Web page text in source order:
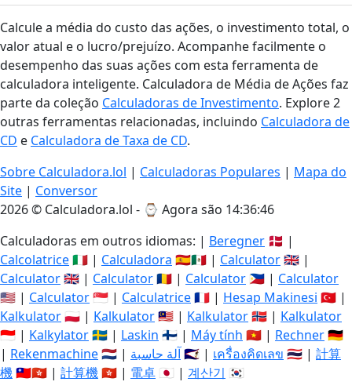
Calcule a média do custo das ações, o investimento total, o
valor atual e o lucro/prejuízo. Acompanhe facilmente o
desempenho das suas ações com esta ferramenta de
calculadora inteligente. Calculadora de Média de Ações faz
parte da coleção Calculadoras de Investimento. Explore 2
outras ferramentas relacionadas, incluindo Calculadora de
CD e Calculadora de Taxa de CD.
Sobre Calculadora.lol | Calculadoras Populares | Mapa do
Site | Conversor
2026 © Calculadora.lol - ⌚ Agora são 14:36:46
Calculadoras em outros idiomas: | Beregner 🇩🇰 |
Calcolatrice🇮🇹 | Calculadora 🇪🇸🇲🇽 | Calculator🇬🇧 |
Calculator🇬🇧 | Calculator🇷🇴 | Calculator 🇵🇭 | Calculator
🇺🇸 | Calculator🇸🇬 | Calculatrice🇫🇷 | Hesap Makinesi 🇹🇷 |
Kalkulator🇵🇱 | Kalkulator🇲🇾 | Kalkulator🇳🇴 | Kalkulator
🇮🇩 | Kalkylator🇸🇪 | Laskin 🇫🇮 | Máy tính 🇻🇳 | Rechner🇩🇪
| Rekenmachine🇳🇱 | آلة حاسبة🇸🇦 | เครื่องคิดเลข 🇹🇭 | 計算
機🇹🇼🇭🇰 | 計算機🇭🇰 | 電卓 🇯🇵 | 계산기 🇰🇷